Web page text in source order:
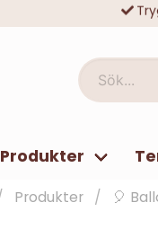
Sök...
Produkter
Produkter 🎈